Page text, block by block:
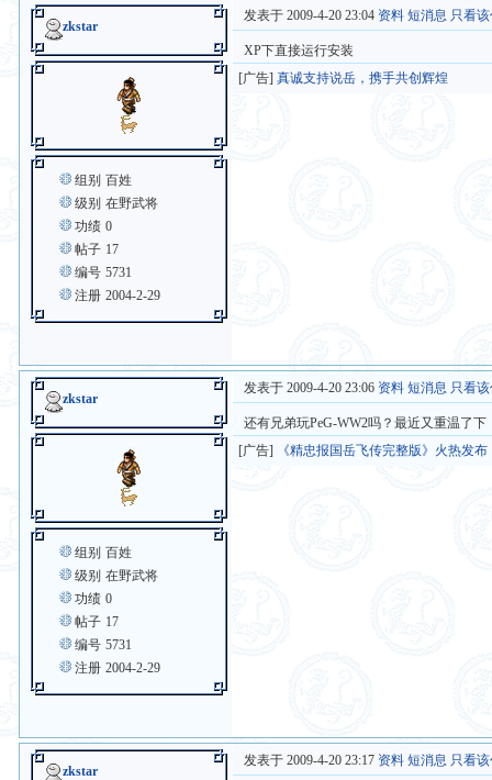
zkstar
组别 百姓
级别 在野武将
功绩 0
帖子 17
编号 5731
注册 2004-2-29
发表于 2009-4-20 23:04 资料 短消息 只看
XP下直接运行安装
[广告]真诚支持说岳，携手共创辉煌
zkstar
组别 百姓
级别 在野武将
功绩 0
帖子 17
编号 5731
注册 2004-2-29
发表于 2009-4-20 23:06 资料 短消息 只看
还有兄弟玩PeG-WW2吗？最近又重温了
[广告]
《精忠报国岳飞传完整版》火热发布
zkstar
发表于 2009-4-20 23:17 资料 短消息 只看